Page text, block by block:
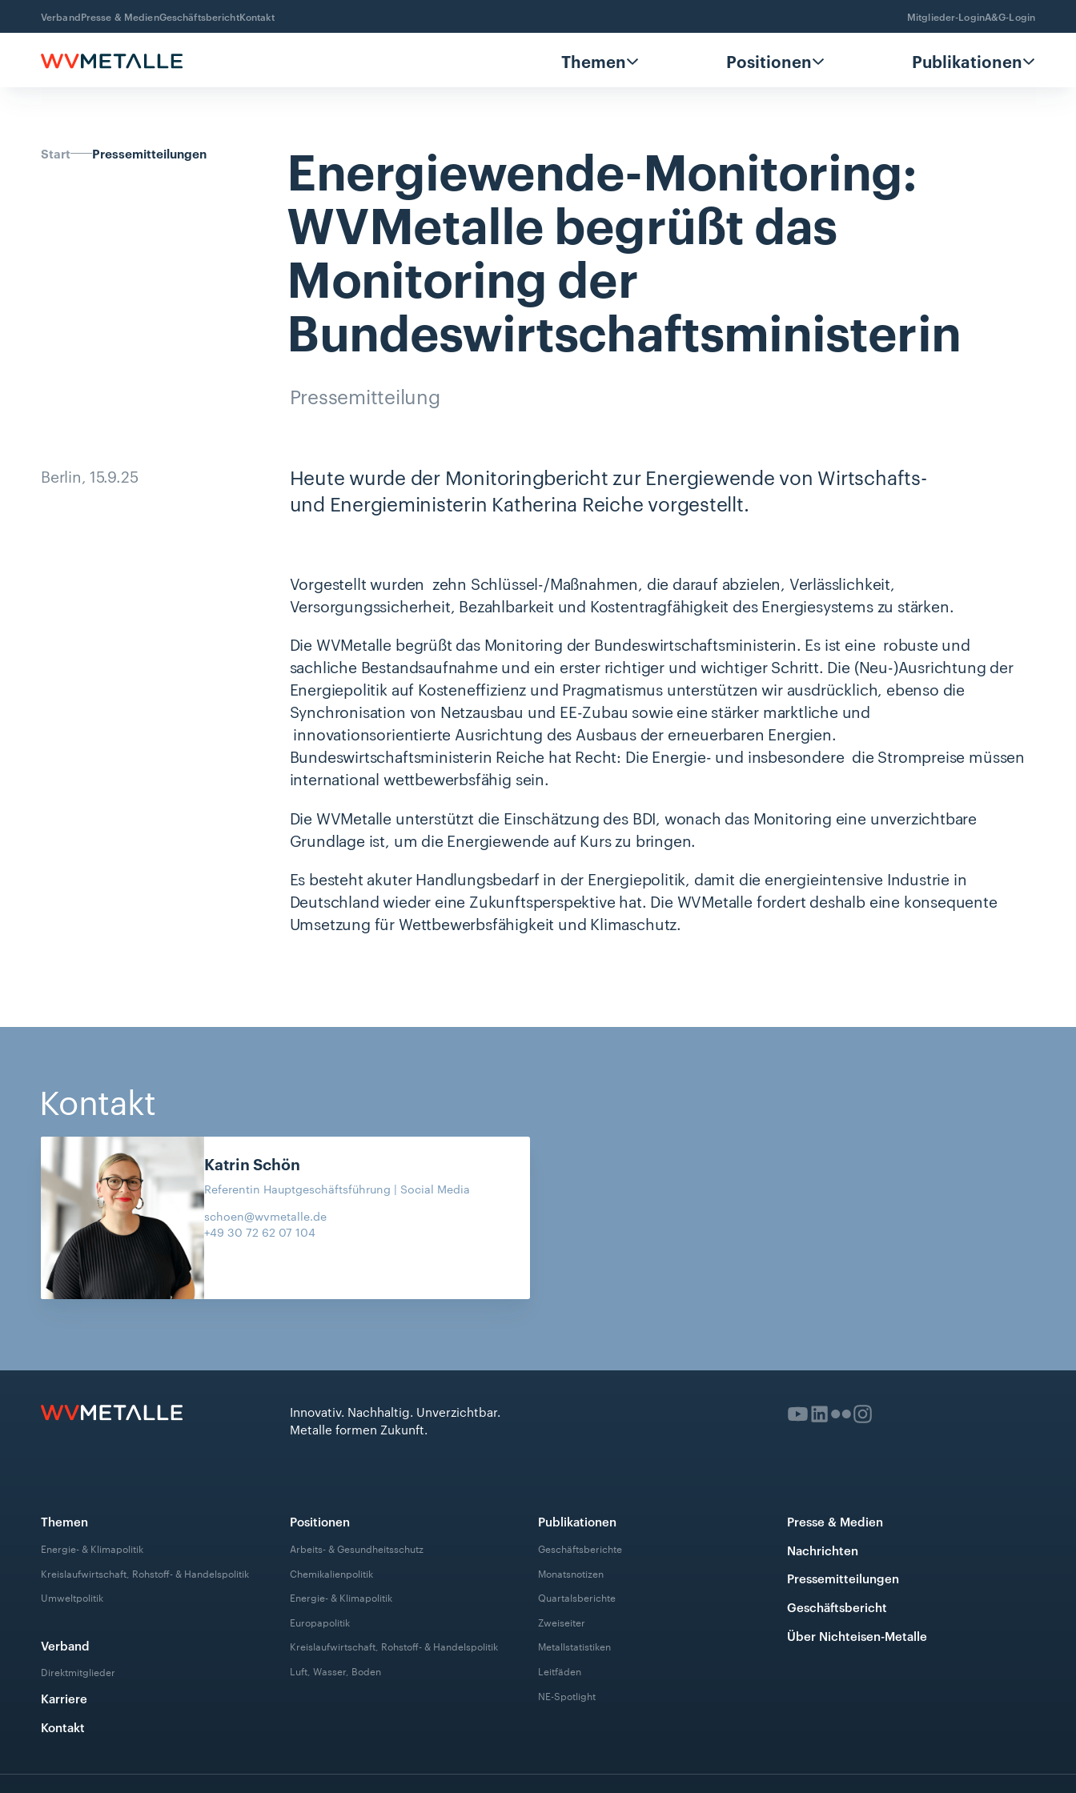
VerbandPresse & MedienGeschäftsberichtKontakt Mitglieder-LoginA&G-Login
Themen Positionen Publikationen
Start Pressemitteilungen
Energiewende-Monitoring:
WVMetalle begrüßtdas
Monitoring der
Bundeswirtschaftsministerin
Pressemitteilung
Berlin 15.9.25
Heute wurde der Monitoringbericht zur Energiewende von Wirtschafts-
und Energieministerin Katherina Reiche vorgestellt.
Vorgestellt wurden zehn Schlüssel-/Maßnahmen, die darauf abzielen, Verlässlichkeit,
Versorgungssicherheit, Bezahlbarkeit und Kostentragfähigkeit des Energiesystems zu stärken.
Die WVMetalle begrüßt das Monitoring der Bundeswirtschaftsministerin. Es ist eine robuste und
sachliche Bestandsaufnahme und ein erster richtiger und wichtiger Schritt. Die (Neu-)Ausrichtung der
Energiepolitik auf Kosteneffizienz und Pragmatismus unterstützen wir ausdrücklich, ebenso die
Synchronisation von Netzausbau und EE-Zubau sowie eine stärker marktliche und
innovationsorientierte Ausrichtung des Ausbaus der erneuerbaren Energien.
Bundeswirtschaftsministerin Reiche hat Recht: Die Energie- und insbesondere die Strompreise müssen
international wettbewerbsfähig sein.
Die WVMetalle unterstützt die Einschätzung des BDI, wonach das Monitoring eine unverzichtbare
Grundlage ist, um die Energiewende auf Kurs zu bringen.
Es besteht akuter Handlungsbedarf in der Energiepolitik, damit die energieintensive Industrie in
Deutschland wieder eine Zukunftsperspektive hat. Die WVMetalle fordert deshalb eine konsequente
Umsetzung für Wettbewerbsfähigkeit und Klimaschutz.
Kontakt
KatrinSchön
Referentin Hauptgeschäftsführung | Social Media
schoen@wvmetalle.de
+49 30 72 62 07 104
Innovativ. Nachhaltig. Unverzichtbar.
Metalle formen Zukunft.
Themen
Energie- & Klimapolitik
Kreislaufwirtschaft, Rohstoff- & Handelspolitik
Umweltpolitik
Verband
Direktmitglieder
Karriere
Kontakt
Positionen
Arbeits- & Gesundheitsschutz
Chemikalienpolitik
Energie- & Klimapolitik
Europapolitik
Kreislaufwirtschaft, Rohstoff- & Handelspolitik
Luft, Wasser, Boden
Publikationen
Geschäftsberichte
Monatsnotizen
Quartalsberichte
Zweiseiter
Metallstatistiken
Leitfäden
NE-Spotlight
Presse & Medien
Nachrichten
Pressemitteilungen
Geschäftsbericht
Über Nichteisen-Metalle